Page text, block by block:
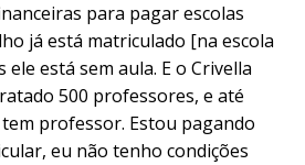
para pagar escolas
já está matriculado [na escola
ele está sem aula. E o Crivella
500 professores, e até
professor. Estou pagando
eu não tenho condições